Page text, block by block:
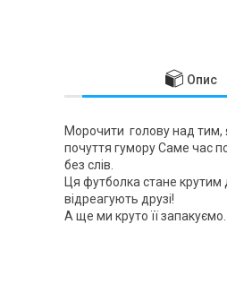
Опис
Морочити голову над тим,
почуття гумору Саме час
без слів.
Ця футболка стане крутим
відреагують друзі!
А ще ми круто її запакуємо.